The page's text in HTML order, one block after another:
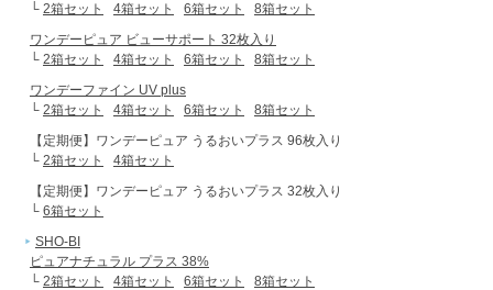
└ 2箱セット 4箱セット 6箱セット
8箱セット
ワンデーピュア ビューサポート 32枚入り
└ 2箱セット 4箱セット 6箱セット
8箱セット
ワンデーファイン UV plus
└ 2箱セット 4箱セット 6箱セット
8箱セット
【定期便】ワンデーピュア うるおいプラス 96枚入り
└ 2箱セット
4箱セット
【定期便】ワンデーピュア うるおいプラス 32枚入り
└ 6箱セット
SHO-BI
ピュアナチュラル プラス 38%
└ 2箱セット 4箱セット 6箱セット
8箱セット